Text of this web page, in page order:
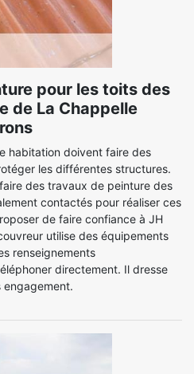
pour les toits des
de La Chappelle
habitation doivent faire des
les différentes structures.
des travaux de peinture des
contactés pour réaliser ces
de faire confiance à JH
utilise des équipements
renseignements
directement. Il dresse
engagement.